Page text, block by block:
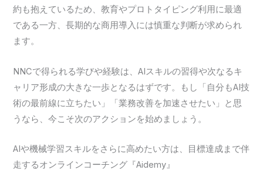
約も抱えているため、教育やプロトタイピング利用に最適
である一方、長期的な商用導入には慎重な判断が求められ
ます。
NNCで得られる学びや経験は、AIスキルの習得や次なるキ
ャリア形成の大きな一歩となるはずです。もし「自分もAI技
術の最前線に立ちたい」「業務改善を加速させたい」と思
うなら、今こそ次のアクションを始めましょう。
AIや機械学習スキルをさらに高めたい方は、目標達成まで伴
走するオンラインコーチング『Aidemy』